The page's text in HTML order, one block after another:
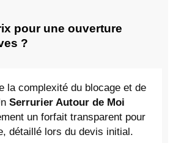
pour une ouverture
?
la complexité du blocage et de
Serrurier Autour de Moi
un forfait transparent pour
détaillé lors du devis initial.